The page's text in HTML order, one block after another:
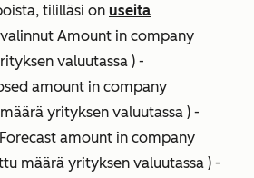
tililläsi on useita
Amount in company
valuutassa ) -
amount in company
yrityksen valuutassa ) -
Forecast amount in company
määrä yrityksen valuutassa ) -